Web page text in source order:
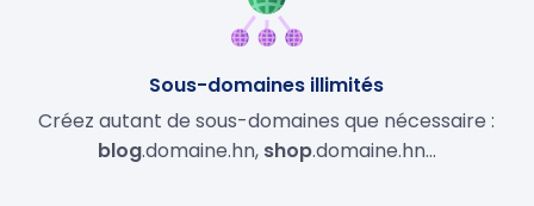
Sous-domaines illimités
Créez autant de sous-domaines que nécessaire :
blog.domaine.hn, shop.domaine.hn…